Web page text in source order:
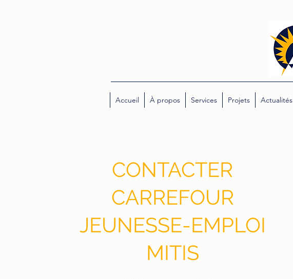
Accueil À propos Services Projets Actualités
CONTACTER
CARREFOUR
JEUNESSE-EMPLOI
MITIS